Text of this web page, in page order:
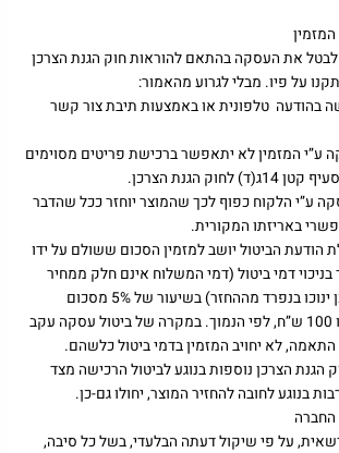
לבטל את העסקה בהתאם להוראות חוק הגנת הצרכן
על פיו. מבלי לגרוע מהאמור:
בהודעה טלפונית או באמצעות תיבת צור קשר
ע”י המזמין לא יתאפשר ברכישת פריטים מסוימים
לחוק הגנת הצרכן.
ע”י הלקוח כפוף לכך שהמוצר יוחזר ככל שהדבר
באריזתו המקורית.
הודעת הביטול יושב למזמין הסכום ששולם על ידו
בניכוי דמי ביטול (דמי המשלוח אינם חלק ממחיר
המוצר ולכן ינוכו בנפרד מההחזר) בשיעור של 5% מסכום
העסקה או 100 ש”ח, לפי הנמוך. במקרה של ביטול עסקה עקב
לא יחויב המזמין בדמי ביטול כלשהם.
הגנת הצרכן נוספות בנוגע לביטול הרכישה מצד
בנוגע לחובה להחזיר המוצר, יחולו גם-כן.
החברה
על פי שיקול דעתה הבלעדי, בשל כל סיבה,